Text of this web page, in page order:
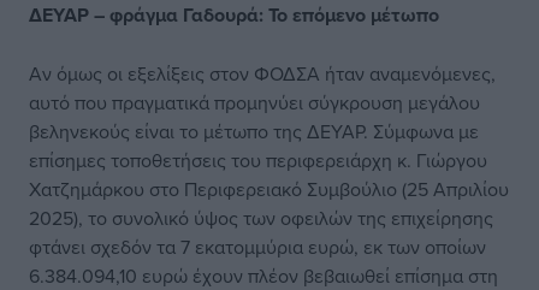
ΔΕΥΑΡ – φράγμα Γαδουρά: Το επόμενο μέτωπο
Αν όμως οι εξελίξεις στον ΦΟΔΣΑ ήταν αναμενόμενες,
αυτό που πραγματικά προμηνύει σύγκρουση μεγάλου
βεληνεκούς είναι το μέτωπο της ΔΕΥΑΡ. Σύμφωνα με
επίσημες τοποθετήσεις του περιφερειάρχη κ. Γιώργου
Χατζημάρκου στο Περιφερειακό Συμβούλιο (25 Απριλίου
2025), το συνολικό ύψος των οφειλών της επιχείρησης
φτάνει σχεδόν τα 7 εκατομμύρια ευρώ, εκ των οποίων
6.384.094,10 ευρώ έχουν πλέον βεβαιωθεί επίσημα στη